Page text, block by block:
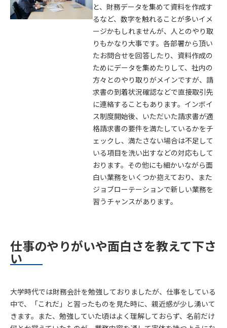
と、財務データを集めて資料を作成す
るなど、数字を触れることが多いイメ
ージかもしれませんが、人とのやり取
りもかなり大事です。各部署から頂い
たお問合せを回答したり、資料作成の
ためにデータを集めたりして、社内の
方々とのやり取りがメインですが、請
求書の到着状況確認などで直接取引先
に連絡することもあります。インボイ
ス制度開始後、いただいた請求書が適
格請求書の要件を満たしているかをチ
ェックし、満たさない場合は不足して
いる項目を洗い出すなどの対応もして
おります。その他にも細かいながら面
白い業務をいくつか抱えており、また
ジョブローテーションで新しい業務を
習うチャンスがあります。
仕事のやりがいや面白さを教えて下さ
い
大学時代では財務会計を勉強しておりましたが、仕事をしている
中で、「これだ」と習ったものを見た時に、親近感が少し湧いて
きます。また、勉強していた頃はよく理解しておらず、名前だけ